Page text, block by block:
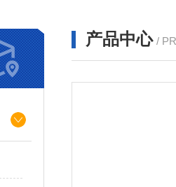
产品中心 /